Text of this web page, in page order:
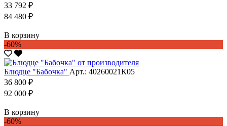
33 792 ₽
84 480 ₽
В корзину
-60%
Блюдце "Бабочка" Арт.: 40260021К05
36 800 ₽
92 000 ₽
В корзину
-60%